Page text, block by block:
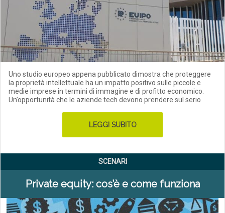
Uno studio europeo appena pubblicato dimostra che proteggere
la proprietà intellettuale ha un impatto positivo sulle piccole e
medie imprese in termini di immagine e di profitto economico.
Un’opportunità che le aziende tech devono prendere sul serio
LEGGI SUBITO
SCENARI
Private equity: cos’è e come funziona